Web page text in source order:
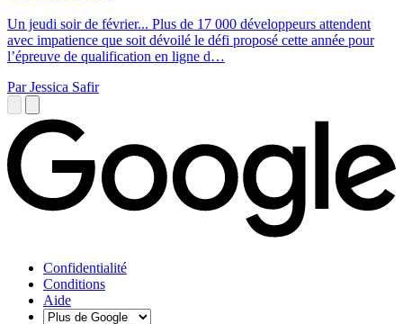
Un jeudi soir de février... Plus de 17 000 développeurs attendent
avec impatience que soit dévoilé le défi proposé cette année pour
l’épreuve de qualification en ligne d…
Par Jessica Safir
Confidentialité
Conditions
Aide